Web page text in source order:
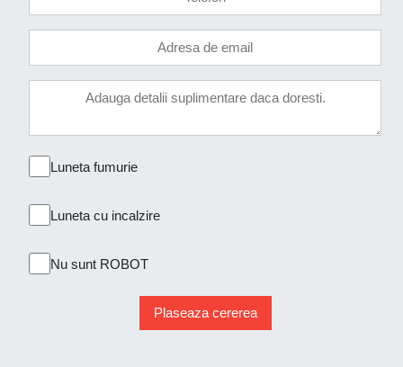
Luneta fumurie
Luneta cu incalzire
Nu sunt ROBOT
Plaseaza cererea